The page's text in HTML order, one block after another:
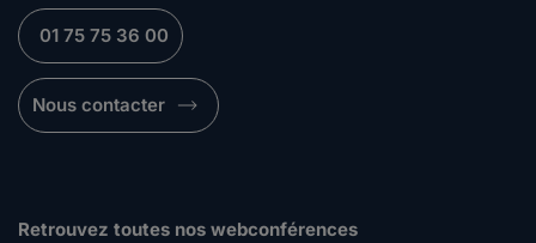
01 75 75 36 00
Nous contacter
Retrouvez toutes nos webconférences